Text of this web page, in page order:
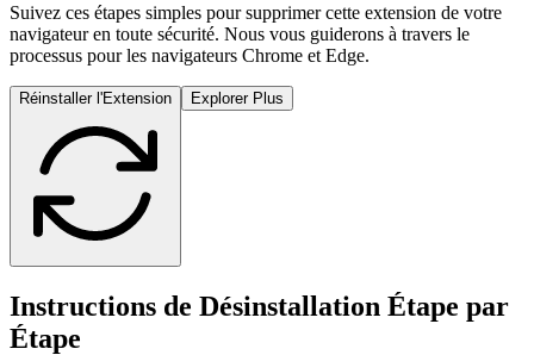
Suivez ces étapes simples pour supprimer cette extension de votre
navigateur en toute sécurité. Nous vous guiderons à travers le
processus pour les navigateurs Chrome et Edge.
Réinstaller l'Extension Explorer Plus
Instructions de Désinstallation Étape par
Étape